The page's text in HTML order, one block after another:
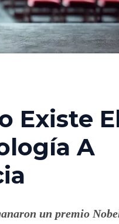
Existe
A
un premio